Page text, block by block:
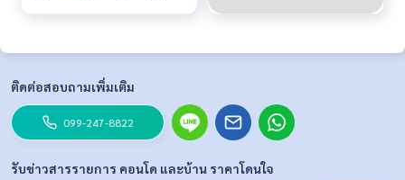
ติดต่อสอบถามเพิ่มเติม
099-247-8822
รับข่าวสารรายการ คอนโด และบ้าน ราคาโดนใจ